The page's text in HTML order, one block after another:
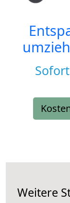
Weitere